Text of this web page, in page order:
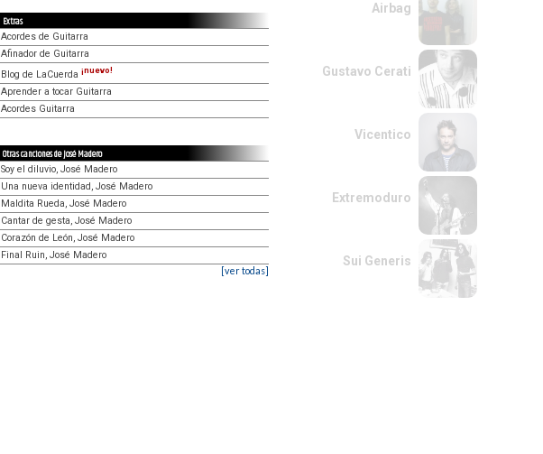
Extras
Acordes de Guitarra
Afinador de Guitarra
Blog de LaCuerda ¡nuevo!
Aprender a tocar Guitarra
Acordes Guitarra
Otras canciones de José Madero
Soy el diluvio, José Madero
Una nueva identidad, José Madero
Maldita Rueda, José Madero
Cantar de gesta, José Madero
Corazón de León, José Madero
Final Ruin, José Madero
[ver todas]
Airbag
Gustavo Cerati
Vicentico
Extremoduro
Sui Generis